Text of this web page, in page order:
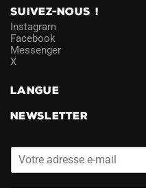
SUIVEZ-NOUS !
Instagram
Facebook
Messenger
X
LANGUE
NEWSLETTER